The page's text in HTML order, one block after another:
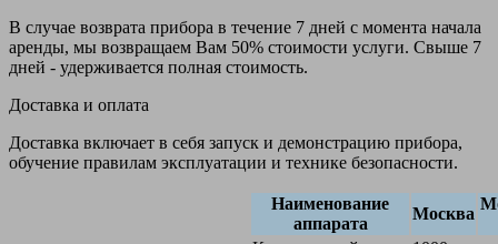
В случае возврата прибора в течение 7 дней с момента начала
аренды, мы возвращаем Вам 50% стоимости услуги. Свыше 7
дней - удерживается полная стоимость.
Доставка и оплата
Доставка включает в себя запуск и демонстрацию прибора,
обучение правилам эксплуатации и технике безопасности.
Наименование
аппарата
Москва